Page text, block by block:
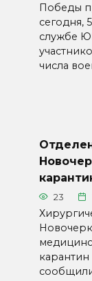
Победы
сегодня,
службе
числа
23